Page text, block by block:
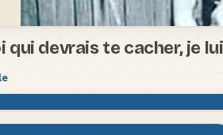
qui devrais te cacher, je